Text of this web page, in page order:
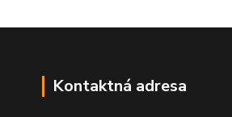
Kontaktná adresa